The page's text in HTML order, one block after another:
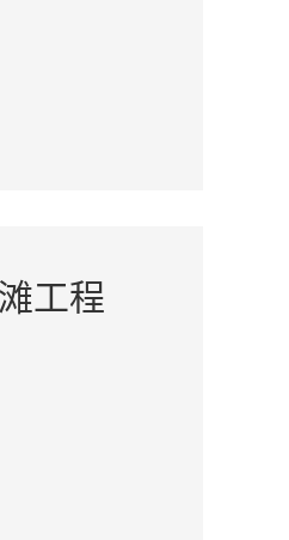
工程